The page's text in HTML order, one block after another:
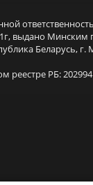
выдано
Беларусь, г.
реестре РБ: